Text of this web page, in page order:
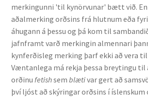
merkingunni 'til kynörvunar' bætt við.
aðalmerking orðsins frá hlutnum eða
áhugann á þessu og þá kom til
jafnframt varð merkingin almennari
kynferðisleg merking þarf ekki að vera
Væntanlega má rekja þessa breytingu til
orðinu fetishsem blætivar gert að
því ljóst að skýringar orðsins í íslenskum